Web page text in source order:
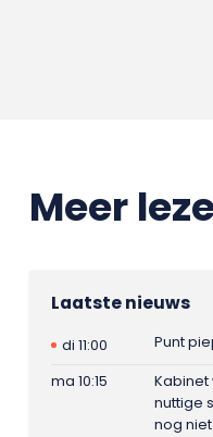
Meer
Laatste nieuws
di 11:00
Punt
ma 10:15
Kabinet
nuttige
nog